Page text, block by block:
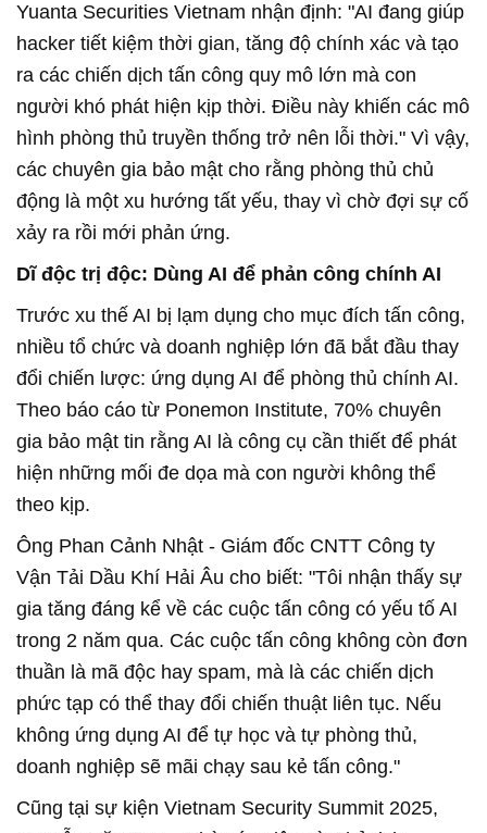
Yuanta Securities Vietnam nhận định: "AI đang giúp
hacker tiết kiệm thời gian, tăng độ chính xác và tạo
ra các chiến dịch tấn công quy mô lớn mà con
người khó phát hiện kịp thời. Điều này khiến các mô
hình phòng thủ truyền thống trở nên lỗi thời." Vì vậy,
các chuyên gia bảo mật cho rằng phòng thủ chủ
động là một xu hướng tất yếu, thay vì chờ đợi sự cố
xảy ra rồi mới phản ứng.
Dĩ độc trị độc: Dùng AI để phản công chính AI
Trước xu thế AI bị lạm dụng cho mục đích tấn công,
nhiều tổ chức và doanh nghiệp lớn đã bắt đầu thay
đổi chiến lược: ứng dụng AI để phòng thủ chính AI.
Theo báo cáo từ Ponemon Institute, 70% chuyên
gia bảo mật tin rằng AI là công cụ cần thiết để phát
hiện những mối đe dọa mà con người không thể
theo kịp.
Ông Phan Cảnh Nhật - Giám đốc CNTT Công ty
Vận Tải Dầu Khí Hải Âu cho biết: "Tôi nhận thấy sự
gia tăng đáng kể về các cuộc tấn công có yếu tố AI
trong 2 năm qua. Các cuộc tấn công không còn đơn
thuần là mã độc hay spam, mà là các chiến dịch
phức tạp có thể thay đổi chiến thuật liên tục. Nếu
không ứng dụng AI để tự học và tự phòng thủ,
doanh nghiệp sẽ mãi chạy sau kẻ tấn công."
Cũng tại sự kiện Vietnam Security Summit 2025,